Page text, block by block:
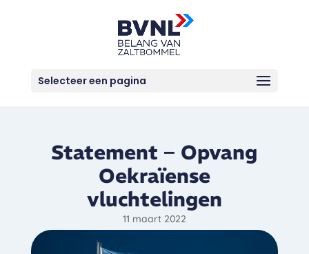
Selecteer een pagina
Statement – Opvang
Oekraïense
vluchtelingen
11 maart 2022